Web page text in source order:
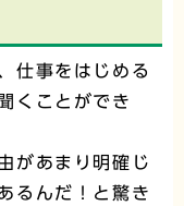
仕事をはじめる
くことができ
があまり明確じ
るんだ！と驚き